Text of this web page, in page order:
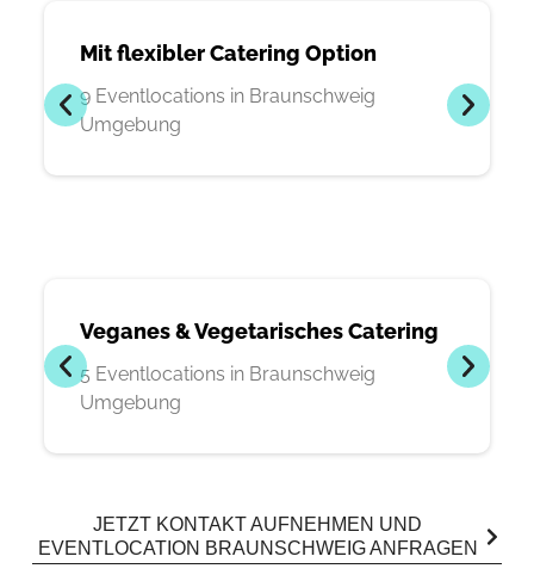
Mit flexibler Catering Option
9 Eventlocations in Braunschweig
Umgebung
Veganes & Vegetarisches Catering
5 Eventlocations in Braunschweig
Umgebung
JETZT KONTAKT AUFNEHMEN UND
EVENTLOCATION BRAUNSCHWEIG ANFRAGEN